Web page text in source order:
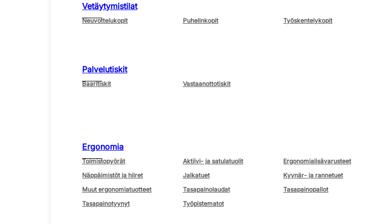
Vetäytymistilat
Neuvottelukopit Puhelinkopit Työskentelykopit
Palvelutiskit
Baaritiskit Vastaanottotiskit
Ergonomia
Toimistopyörät Aktiivi- ja satulatuolit
Ergonomialisävarusteet
Näppäimistöt ja hiiret
Jalkatuet
Kyynär- ja rannetuet
Muut ergonomiatuotteet
Tasapainolaudat
Tasapainopallot
Tasapainotyynyt
Työpistematot